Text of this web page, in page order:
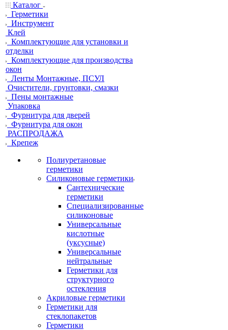
Каталог
Герметики
Инструмент
Клей
Комплектующие для установки и
отделки
Комплектующие для производства
окон
Ленты Монтажные, ПСУЛ
Очистители, грунтовки, смазки
Пены монтажные
Упаковка
Фурнитура для дверей
Фурнитура для окон
РАСПРОДАЖА
Крепеж
Полиуретановые
герметики
Силиконовые герметики
Сантехнические
герметики
Специализированные
силиконовые
Универсальные
кислотные
(уксусные)
Универсальные
нейтральные
Герметики для
структурного
остекления
Акриловые герметики
Герметики для
стеклопакетов
Герметики